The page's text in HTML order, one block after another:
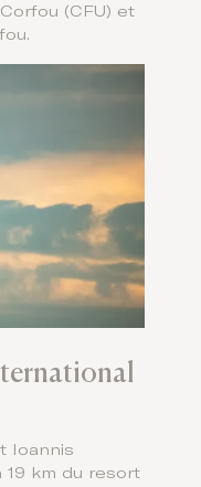
(CFU) et
Ioannis
19 km du resort